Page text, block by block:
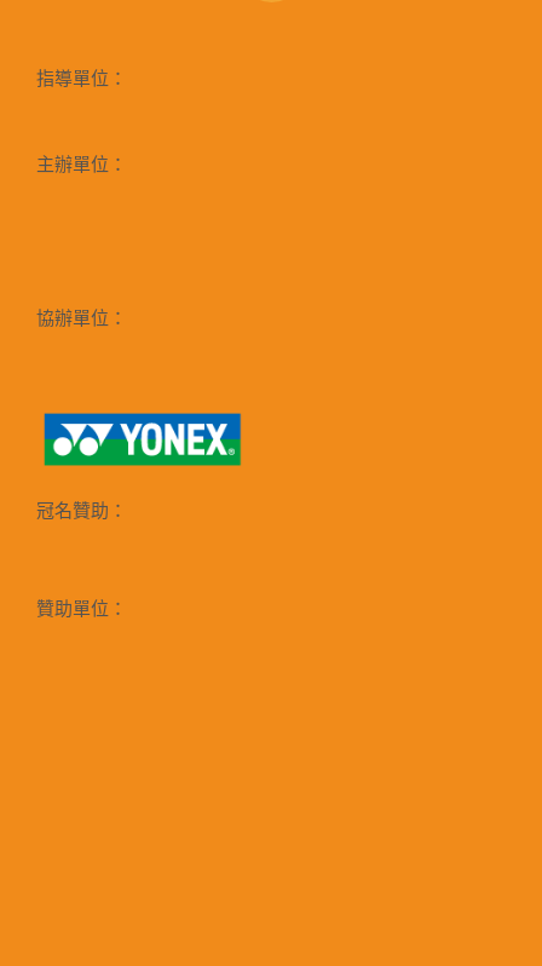
指導單位：
主辦單位：
協辦單位：
冠名贊助：
贊助單位：